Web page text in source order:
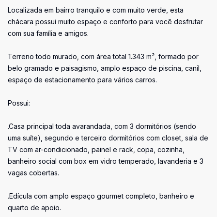
Localizada em bairro tranquilo e com muito verde, esta
chácara possui muito espaço e conforto para você desfrutar
com sua família e amigos.
Terreno todo murado, com área total 1.343 m², formado por
belo gramado e paisagismo, amplo espaço de piscina, canil,
espaço de estacionamento para vários carros.
Possui:
.Casa principal toda avarandada, com 3 dormitórios (sendo
uma suíte), segundo e terceiro dormitórios com closet, sala de
TV com ar-condicionado, painel e rack, copa, cozinha,
banheiro social com box em vidro temperado, lavanderia e 3
vagas cobertas.
.Edícula com amplo espaço gourmet completo, banheiro e
quarto de apoio.